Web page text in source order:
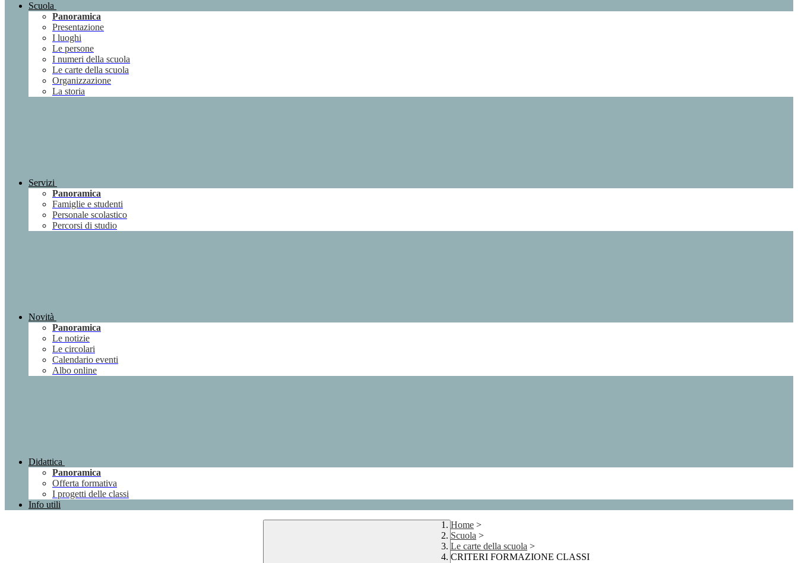
Scuola
Panoramica
Presentazione
I luoghi
Le persone
I numeri della scuola
Le carte della scuola
Organizzazione
La storia
Servizi
Panoramica
Famiglie e studenti
Personale scolastico
Percorsi di studio
Novità
Panoramica
Le notizie
Le circolari
Calendario eventi
Albo online
Didattica
Panoramica
Offerta formativa
I progetti delle classi
Info utili
Home >
Scuola >
Le carte della scuola >
CRITERI FORMAZIONE CLASSI